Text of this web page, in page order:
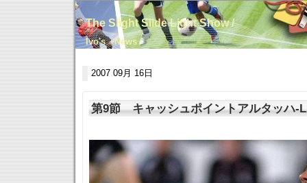
The Slight Slide Light Show /
Ivo's News
2007 09月 16日
第9節 キャッシュポイントアルタッ